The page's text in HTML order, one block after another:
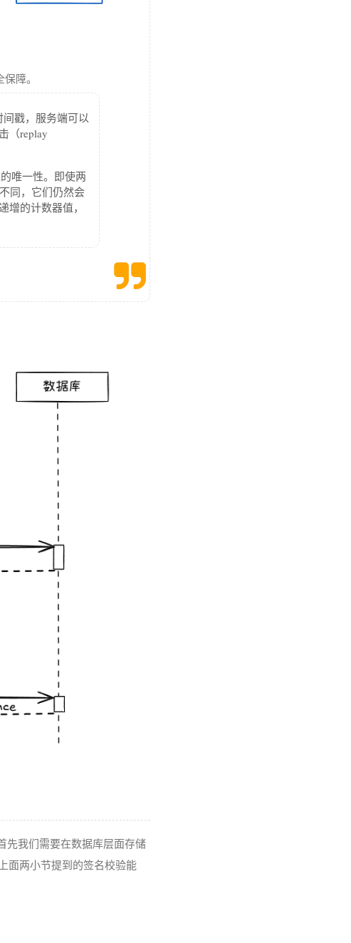
障。
戳，服务端可以
（replay
唯一性。即使两
同，它们仍然会
的计数器值，
先我们需要在数据库层面存储
面两小节提到的签名校验能